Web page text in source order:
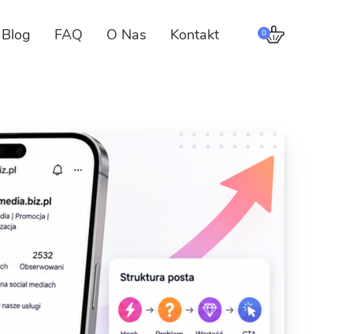
Blog FAQ O Nas Kontakt 0